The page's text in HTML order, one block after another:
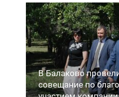
В Балаково
совещание по